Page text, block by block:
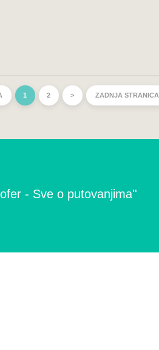
1 2 > ZADNJA STRANICA
- Sve o putovanjima''